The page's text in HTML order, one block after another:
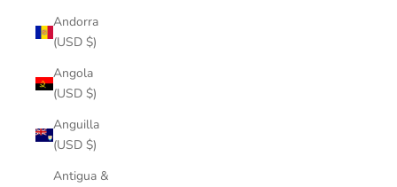
Andorra
(USD $)
Angola
(USD $)
Anguilla
(USD $)
Antigua &